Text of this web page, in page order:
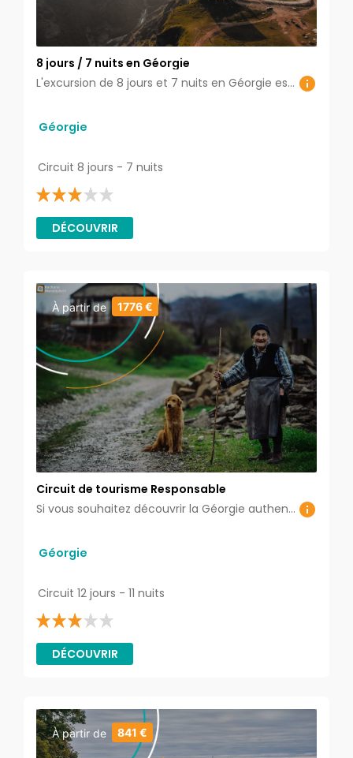
8 jours / 7 nuits en Géorgie
L'excursion de 8 jours et 7 nuits en Géorgie est une odyssée complète à travers ce joyau du Caucase, offrant une exploration approfondie des trésors culturels, historiques et naturels du pays. Ce circuit soigneusement conçu vous emmène des rues animées de Tbilissi aux paysages montagneux de Svanéthie, vous permettant de découvrir la diversité et la richesse de la Géorgie.
Géorgie
Circuit 8 jours - 7 nuits
DÉCOUVRIR
À partir de 1776 €
Circuit de tourisme Responsable
Si vous souhaitez découvrir la Géorgie authentique choisissez ce circuit. En visitant ses monuments historiques vous rencontrerez la population locale, goûterez aux produits biologiques de qualité et dégusterez le vin traditionnel.
Géorgie
Circuit 12 jours - 11 nuits
DÉCOUVRIR
À partir de 841 €